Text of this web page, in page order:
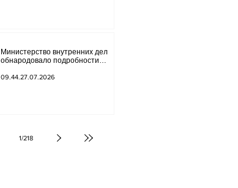
Министерство внутренних дел
обнародовало подробности
09.44.27.07.2026
1/218